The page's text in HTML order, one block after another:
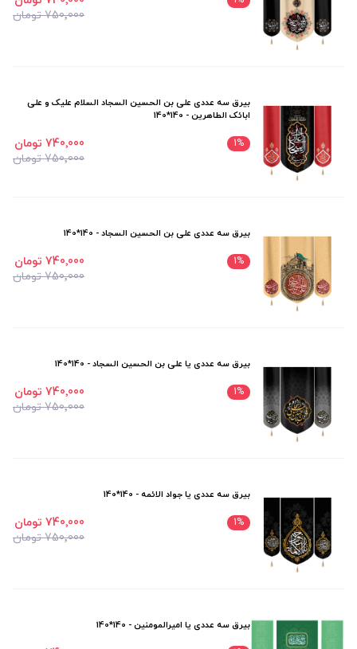
750٬000 تومان
بیرق سه عددی علی بن الحسین السجاد السلام علیک و علی
ابائک الطاهرین - 140*140
1%
750٬000 تومان
740٬000 تومان
بیرق سه عددی علی بن الحسین السجاد - 140*140
1%
750٬000 تومان
740٬000 تومان
بیرق سه عددی یا علی بن الحسین السجاد - 140*140
1%
750٬000 تومان
740٬000 تومان
بیرق سه عددی یا جواد الائمه - 140*140
1%
750٬000 تومان
740٬000 تومان
بیرق سه عددی یا امیرالمومنین - 140*140